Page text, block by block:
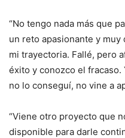
“No tengo nada más que
un reto apasionante y
mi trayectoria. Fallé, pero
éxito y conozco el fracaso.
no lo conseguí, no vine a
“Viene otro proyecto que
disponible para darle